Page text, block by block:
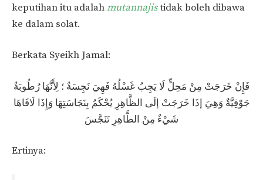
keputihan itu adalahmutannajistidak boleh dibawa
ke dalam solat.
Berkata Syeikh Jamal:
فَإِنْ خَرَجَتْ مِنْ مَحِلٍّ لَا يَجِبُ غَسْلُهُ فَهِيَ نَجِسَةٌ ؛ لِأَنَّهَا رُطُوبَةٌ
جَوْفِيَّةٌ وَهِيَ إذَا خَرَجَتْ إلَى الظَّاهِرِ يُحْكَمُ بِنَجَاسَتِهَا وَإِذَا لَاقَاهَا
شَيْءٌ مِنْ الطَّاهِرِ تَنَجَّسَ
Ertinya: